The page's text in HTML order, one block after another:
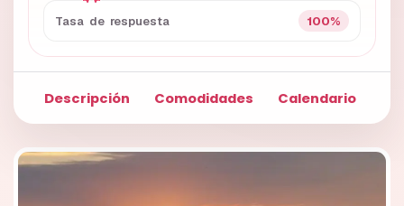
Tasa de respuesta 100%
Descripción Comodidades Calendario